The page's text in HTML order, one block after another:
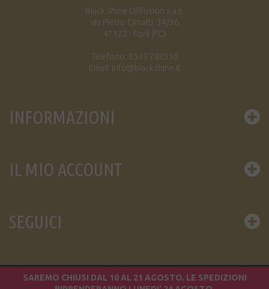
SAREMO CHIUSI DAL 10 AL 21 AGOSTO. LE SPEDIZIONI
Black Shine Diffusion s.a.s.
via Pietro Cimatti, 34/36
47122 - Forlì (FC)
Telefono: 0543 782330
Email: info@blackshine.it
INFORMAZIONI
© 2016 BLACK SHINE DIFFUSION S.A.S. / P.IVA 02049450402
IL MIO ACCOUNT
SEGUICI